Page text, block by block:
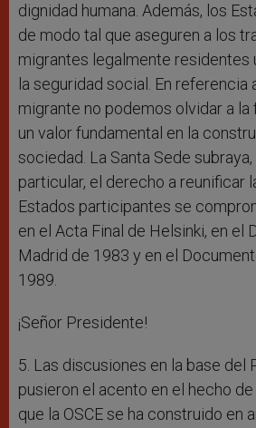
dignidad humana. Además, los
de modo tal que aseguren a los
migrantes legalmente residentes
la seguridad social. En referencia
migrante no podemos olvidar a la
un valor fundamental en la
sociedad. La Santa Sede
particular, el derecho a reunificar
Estados participantes se
en el Acta Final de Helsinki, en el
Madrid de 1983 y en el
1989.
¡Señor Presidente!
5. Las discusiones en la base del
pusieron el acento en el hecho de
que la OSCE se ha construido en